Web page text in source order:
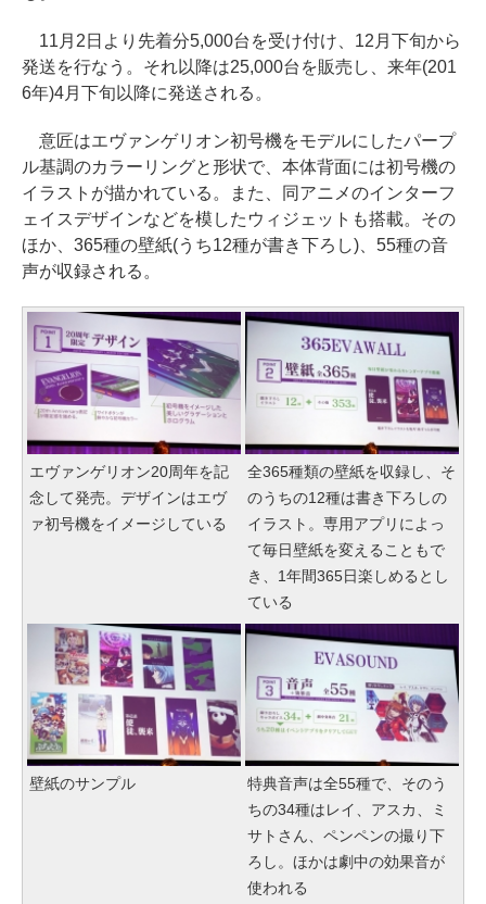
11月2日より先着分5,000台を受け付け、12月下旬から
発送を行なう。それ以降は25,000台を販売し、来年(201
6年)4月下旬以降に発送される。
意匠はエヴァンゲリオン初号機をモデルにしたパープ
ル基調のカラーリングと形状で、本体背面には初号機の
イラストが描かれている。また、同アニメのインターフ
ェイスデザインなどを模したウィジェットも搭載。その
ほか、365種の壁紙(うち12種が書き下ろし)、55種の音
声が収録される。
エヴァンゲリオン20周年を記
念して発売。デザインはエヴ
ァ初号機をイメージしている
全365種類の壁紙を収録し、そ
のうちの12種は書き下ろしの
イラスト。専用アプリによっ
て毎日壁紙を変えることもで
き、1年間365日楽しめるとし
ている
壁紙のサンプル
特典音声は全55種で、そのう
ちの34種はレイ、アスカ、ミ
サトさん、ペンペンの撮り下
ろし。ほかは劇中の効果音が
使われる